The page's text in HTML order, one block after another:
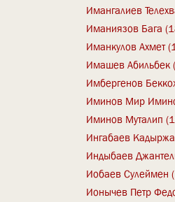
Имангалиев
Иманиязов Бага
Иманкулов Ахмет
Имашев Абильбек
Имбергенов
Иминов Мир
Иминов Муталип
Ингабаев
Индыбаев
Иобаев Сулеймен
Ионычев Петр